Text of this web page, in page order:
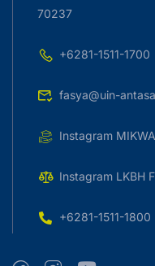
70237
+6281-1511-1700
fasya@uin-
Instagram
Instagram LKBH
+6281-1511-1800